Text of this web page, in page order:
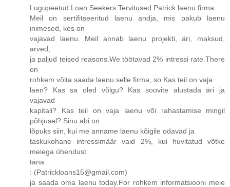
Lugupeetud Loan Seekers Tervitused Patrick laenu firma.
Meil on sertifitseeritud laenu andja, mis pakub laenu
inimesed, kes on
vajavad laenu. Meil annab laenu projekti, äri, maksud,
arved,
ja paljud teised reasons.We töötavad 2% intressi rate.There
on
rohkem võita saada laenu selle firma, so Kas teil on vaja
laen? Kas sa oled võlgu? Kas soovite alustada äri ja
vajavad
kapitali? Kas teil on vaja laenu või rahastamise mingil
põhjusel? Sinu abi on
lõpuks siin, kui me anname laenu kõigile odavad ja
taskukohane intressimäär vaid 2%, kui huvitatud võtke
meiega ühendust
täna
: (Patrickloans15@gmail.com)
ja saada oma laenu today.For rohkem informatsiooni meie